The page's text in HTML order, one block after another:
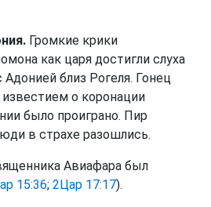
Громкие крики
как царя достигли слуха
Адонией близ Рогеля. Гонец
о коронации
было проиграно. Пир
в страхе разошлись.
Авиафара был
15:36; 2Цар 17:17).